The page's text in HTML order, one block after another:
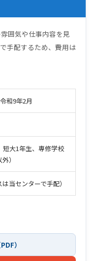
囲気や仕事内容を見
手配するため、費用は
和9年2月
短大1年生、専修学校
）
当センターで手配）
）